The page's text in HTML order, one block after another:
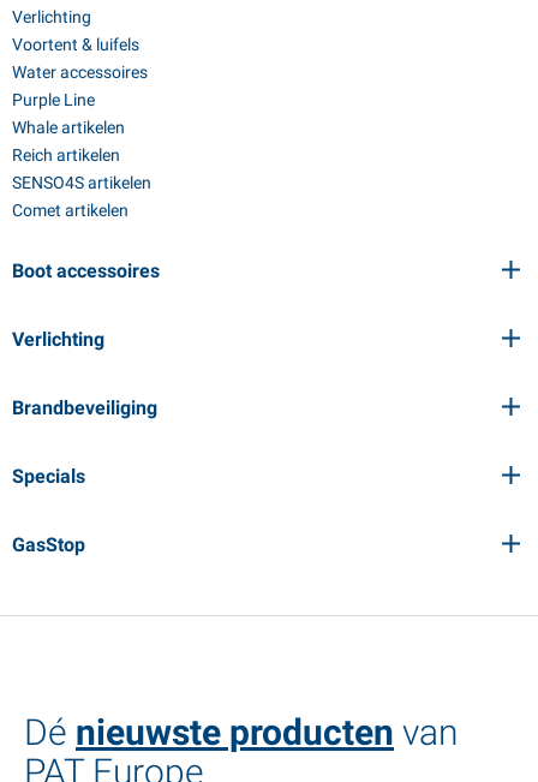
Verlichting
Voortent & luifels
Water accessoires
Purple Line
Whale artikelen
Reich artikelen
SENSO4S artikelen
Comet artikelen
Boot accessoires
Verlichting
Brandbeveiliging
Specials
GasStop
Dé nieuwste producten van
PAT Europe